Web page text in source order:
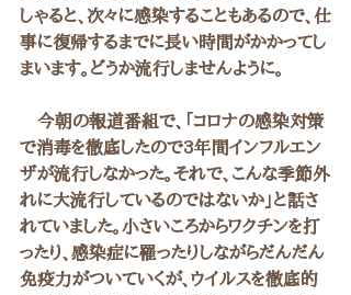
しゃると、次々に感染することもあるので、仕
事に復帰するまでに長い時間がかかってし
まいます。どうか流行しませんように。
今朝の報道番組で、「コロナの感染対策
で消毒を徹底したので3年間インフルエン
ザが流行しなかった。それで、こんな季節外
れに大流行しているのではないか」と話さ
れていました。小さいころからワクチンを打
ったり、感染症に罹ったりしながらだんだん
免疫力がついていくが、ウイルスを徹底的